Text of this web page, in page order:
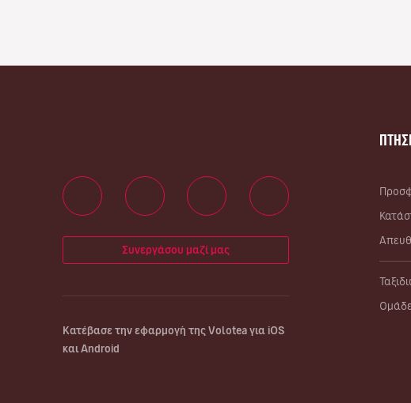
Συνεργάσου μαζί μας
Κατέβασε την εφαρμογή της Volotea για iOS
και Android